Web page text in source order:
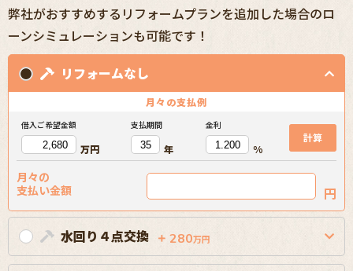
弊社がおすすめするリフォームプランを追加した場合のロ
ーンシミュレーションも可能です！
リフォームなし
月々の支払例
借入ご希望金額
万円
支払期間
年
金利
%
計算
月々の
支払い金額
円
水回り４点交換 280万円